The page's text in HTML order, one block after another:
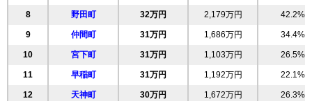
8 野田町 32万円 2,179万円 42.2%
9 仲間町 31万円 1,686万円 34.4%
10 宮下町 31万円 1,103万円 26.5%
11 早稲町 31万円 1,192万円 22.1%
12 天神町 30万円 1,672万円 26.3%